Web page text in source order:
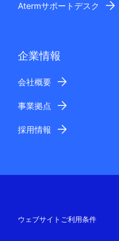
Atermサポートデスク
企業情報
会社概要
事業拠点
採用情報
ウェブサイトご利用条件